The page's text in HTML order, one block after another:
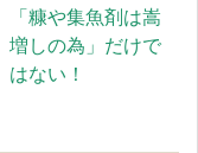
「糠や集魚剤は嵩
増しの為」だけで
はない！